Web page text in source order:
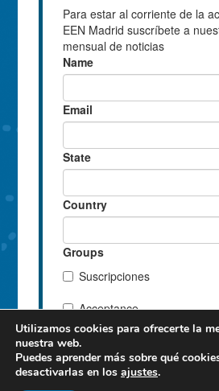
Utilizamos cookies para ofrecerte la
nuestra web.
Puedes aprender más sobre qué
desactivarlas en los ajustes.